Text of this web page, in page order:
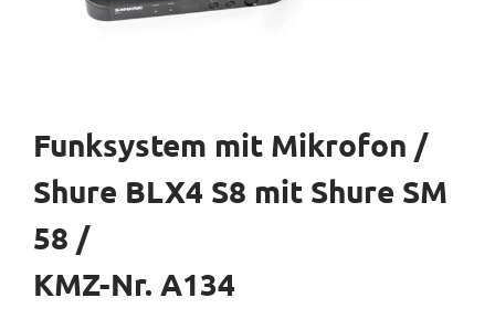
Funksystem mit Mikrofon /
Shure BLX4 S8 mit Shure SM
58 /
KMZ-Nr. A134